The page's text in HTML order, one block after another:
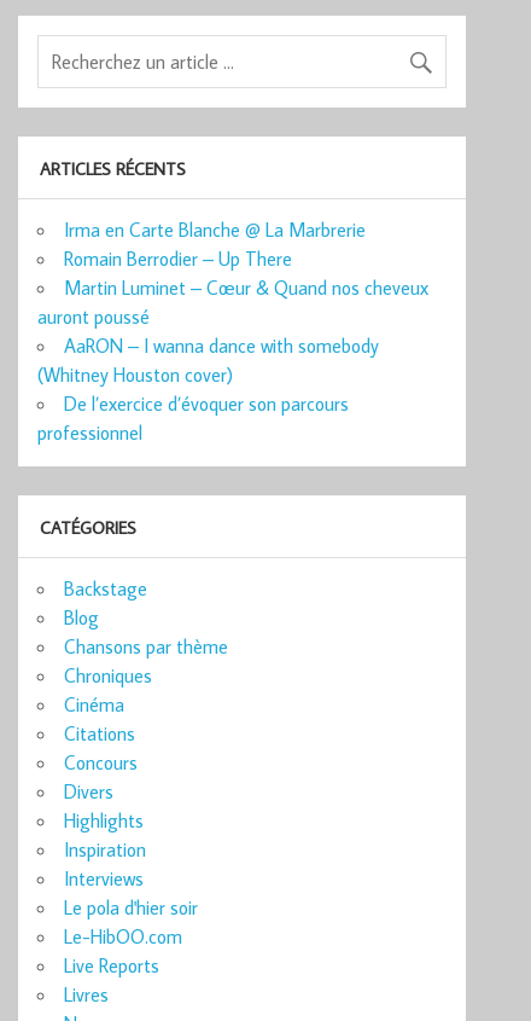
ARTICLES RÉCENTS
Irma en Carte Blanche @ La Marbrerie
Romain Berrodier – Up There
Martin Luminet – Cœur & Quand nos cheveux
auront poussé
AaRON – I wanna dance with somebody
(Whitney Houston cover)
De l’exercice d’évoquer son parcours
professionnel
CATÉGORIES
Backstage
Blog
Chansons par thème
Chroniques
Cinéma
Citations
Concours
Divers
Highlights
Inspiration
Interviews
Le pola d'hier soir
Le-HibOO.com
Live Reports
Livres